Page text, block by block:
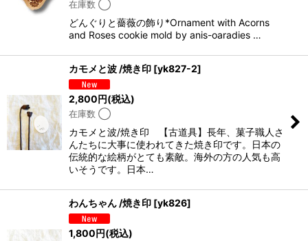
在庫数 ◯
どんぐりと薔薇の飾り*Ornament with Acorns
and Roses cookie mold by anis-oaradies …
カモメと波 /焼き印 [yk827-2]
2,800円(税込)
在庫数 ◯
カモメと波/焼き印 【古道具】長年、菓子職人さ
んたちに大事に使われてきた焼き印です。日本の
伝統的な絵柄がとても素敵。海外の方の人気も高
いそうです。日本…
わんちゃん /焼き印 [yk826]
1,800円(税込)